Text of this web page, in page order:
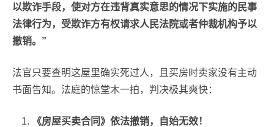
以欺诈手段，使对方在违背真实意思的情况下实施的民事
法律行为，受欺诈方有权请求人民法院或者仲裁机构予以
撤销。”
法官只要查明这屋里确实死过人，且买房时卖家没有主动
书面告知。法庭的惊堂木一拍，判决极其爽快：
《房屋买卖合同》依法撤销，自始无效！